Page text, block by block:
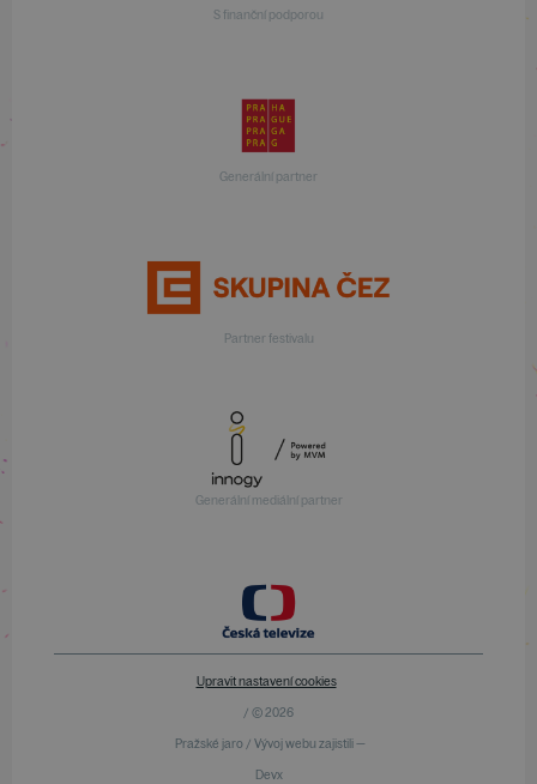
S finanční podporou
Generální partner
Partner festivalu
Generální mediální partner
Upravit nastavení cookies
/ © 2026
Pražské jaro / Vývoj webu zajistili —
Devx